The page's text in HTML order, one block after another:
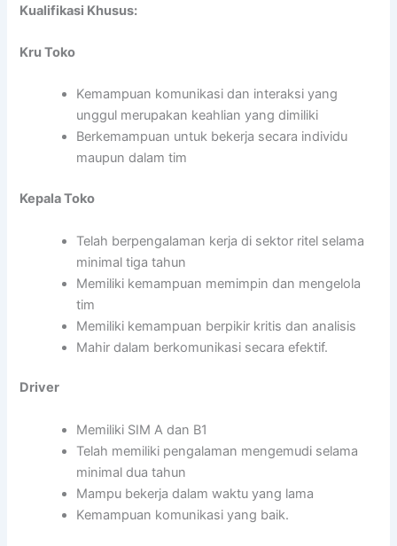
Kualifikasi Khusus:
Kru Toko
Kemampuan komunikasi dan interaksi yang
unggul merupakan keahlian yang dimiliki
Berkemampuan untuk bekerja secara individu
maupun dalam tim
Kepala Toko
Telah berpengalaman kerja di sektor ritel selama
minimal tiga tahun
Memiliki kemampuan memimpin dan mengelola
tim
Memiliki kemampuan berpikir kritis dan analisis
Mahir dalam berkomunikasi secara efektif.
Driver
Memiliki SIM A dan B1
Telah memiliki pengalaman mengemudi selama
minimal dua tahun
Mampu bekerja dalam waktu yang lama
Kemampuan komunikasi yang baik.